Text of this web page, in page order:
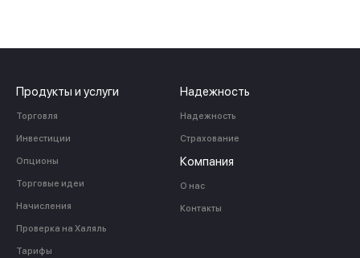
Продукты и услуги
Торговля
Инвестиции
Опционы
Торговые идеи
Начисления
Проверка на Халяль
Тарифы
Надежность
Надежность
Страхование
Компания
О нас
Контакты